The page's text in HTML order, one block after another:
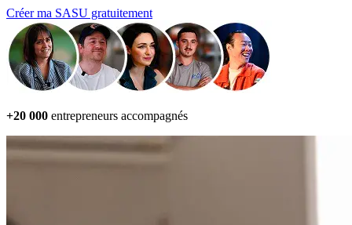
Créer ma SASU gratuitement
+20 000 entrepreneurs accompagnés